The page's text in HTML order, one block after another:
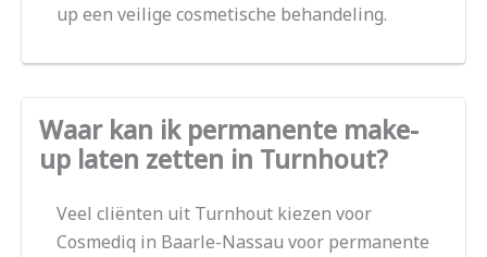
up een veilige cosmetische behandeling.
Waar kan ik permanente make-
up laten zetten in Turnhout?
Veel cliënten uit Turnhout kiezen voor
Cosmediq in Baarle-Nassau voor permanente